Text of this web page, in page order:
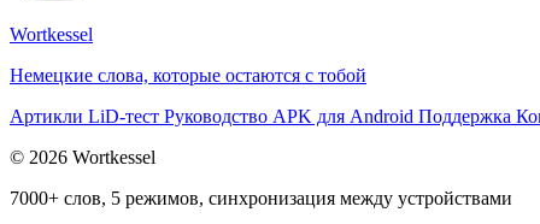
Wortkessel
Немецкие слова, которые остаются с тобой
Артикли LiD-тест Руководство APK для Android Поддержка
© 2026 Wortkessel
7000+ слов, 5 режимов, синхронизация между устройствами